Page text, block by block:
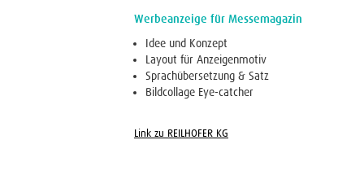
Werbeanzeige für Messemagazin
Idee und Konzept
Layout für Anzeigenmotiv
Sprachübersetzung & Satz
Bildcollage Eye-catcher
Link zu REILHOFER KG